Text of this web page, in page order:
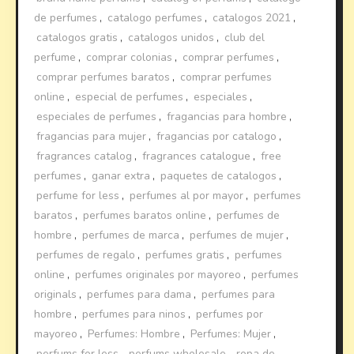
de perfumes , catalogo perfumes , catalogos 2021 ,
catalogos gratis , catalogos unidos , club del
perfume , comprar colonias , comprar perfumes ,
comprar perfumes baratos , comprar perfumes
online , especial de perfumes , especiales ,
especiales de perfumes , fragancias para hombre ,
fragancias para mujer , fragancias por catalogo ,
fragrances catalog , fragrances catalogue , free
perfumes , ganar extra , paquetes de catalogos ,
perfume for less , perfumes al por mayor , perfumes
baratos , perfumes baratos online , perfumes de
hombre , perfumes de marca , perfumes de mujer ,
perfumes de regalo , perfumes gratis , perfumes
online , perfumes originales por mayoreo , perfumes
originals , perfumes para dama , perfumes para
hombre , perfumes para ninos , perfumes por
mayoreo , Perfumes: Hombre , Perfumes: Mujer ,